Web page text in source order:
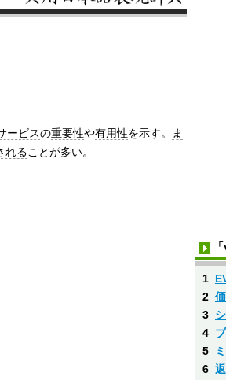
ービスの重要性や有用性を示す。
ま
れることが多い。
1
2
3
4
5
6